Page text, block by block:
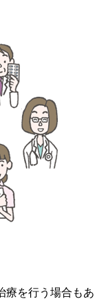
療を行う場合もあ